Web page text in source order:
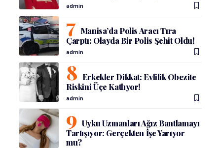
admin
Manisa’da Polis Aracı Tıra
Çarptı: Olayda Bir Polis Şehit Oldu!
admin
Erkekler Dikkat: Evlilik Obezite
Riskini Üçe Katlıyor!
admin
Uyku Uzmanları Ağız Bantlamayı
Tartışıyor: Gerçekten İşe Yarıyor
mu?